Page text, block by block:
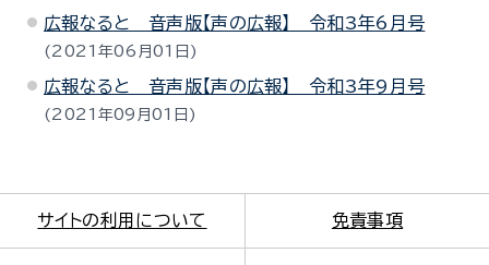
広報なると 音声版【声の広報】 令和3年6月号
2021年06月01日
広報なると 音声版【声の広報】 令和3年9月号
2021年09月01日
サイトの利用について 免責事項